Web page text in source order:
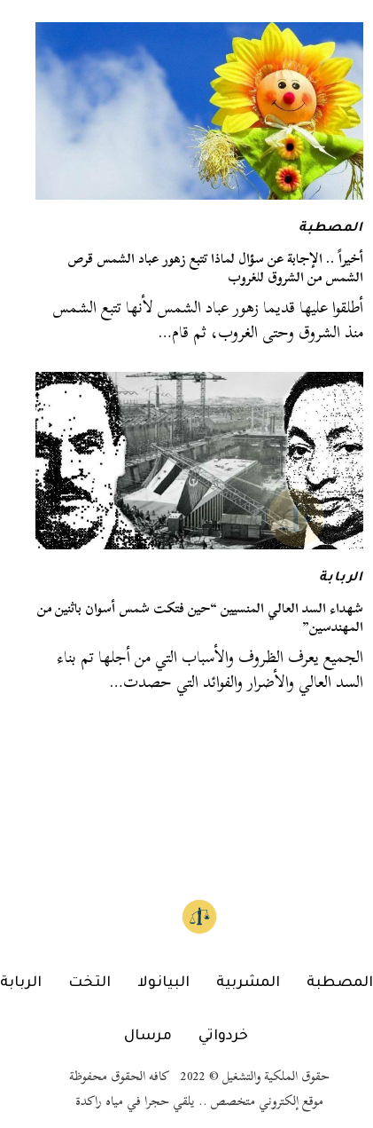
المصطبة
أخيراً .. الإجابة عن سؤال لماذا تتبع زهور عباد الشمس قرص
الشمس من الشروق للغروب
أطلقوا عليها قديما زهور عباد الشمس لأنها تتبع الشمس
منذ الشروق وحتى الغروب، ثم قام…
الربابة
شهداء السد العالي المنسيين “حين فتكت شمس أسوان باثنين من
المهندسين”
الجميع يعرف الظروف والأسباب التي من أجلها تم بناء
السد العالي والأضرار والفوائد التي حصدت…
المصطبة المشربية البيانولا التخت الربابة
خردواتي مرسال
حقوق الملكية والتشغيل © 2022 كافه الحقوق محفوظة
موقع إلكتروني متخصص .. يلقي حجرا في مياه راكدة